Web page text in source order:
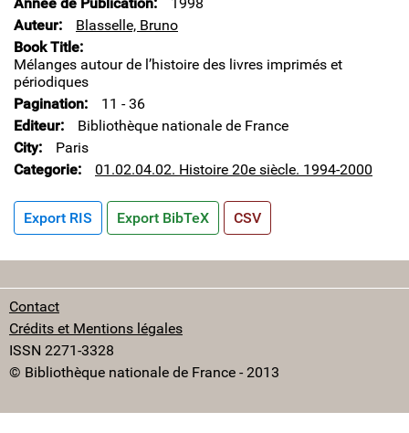
Auteur
Blasselle, Bruno
Book Title
Mélanges autour de l’histoire des livres imprimés et
périodiques
Pagination
11 - 36
Editeur
Bibliothèque nationale de France
City
Paris
Categorie
01.02.04.02. Histoire 20e siècle. 1994-2000
Export RIS Export BibTeX CSV
Contact
Crédits et Mentions légales
ISSN 2271-3328
© Bibliothèque nationale de France - 2013